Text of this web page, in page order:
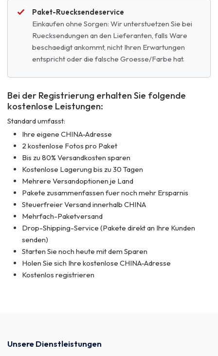
Paket-Ruecksendeservice
Einkaufen ohne Sorgen: Wir unterstuetzen Sie bei
Ruecksendungen an den Lieferanten, falls Ware
beschaedigt ankommt, nicht Ihren Erwartungen
entspricht oder die falsche Groesse/Farbe hat.
Bei der Registrierung erhalten Sie folgende
kostenlose Leistungen:
Standard umfasst:
Ihre eigene CHINA-Adresse
2 kostenlose Fotos pro Paket
Bis zu 80% Versandkosten sparen
Kostenlose Lagerung bis zu 30 Tagen
Mehrere Versandoptionen je Land
Pakete zusammenfassen fuer noch mehr Ersparnis
Steuerfreier Versand innerhalb CHINA
Mehrfach-Paketversand
Drop-Shipping-Service (Pakete direkt an Ihre Kunden
senden)
Starten Sie noch heute mit dem Sparen
Holen Sie sich Ihre kostenlose CHINA-Adresse
Kostenlos registrieren
Unsere Dienstleistungen